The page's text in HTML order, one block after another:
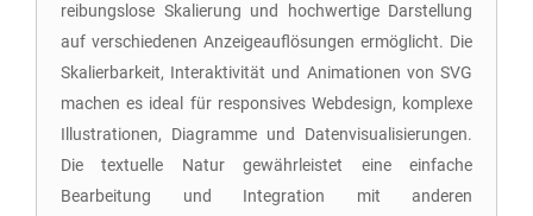
reibungslose Skalierung und hochwertige Darstellung
auf verschiedenen Anzeigeauflösungen ermöglicht. Die
Skalierbarkeit, Interaktivität und Animationen von SVG
machen es ideal für responsives Webdesign, komplexe
Illustrationen, Diagramme und Datenvisualisierungen.
Die textuelle Natur gewährleistet eine einfache
Bearbeitung und Integration mit anderen